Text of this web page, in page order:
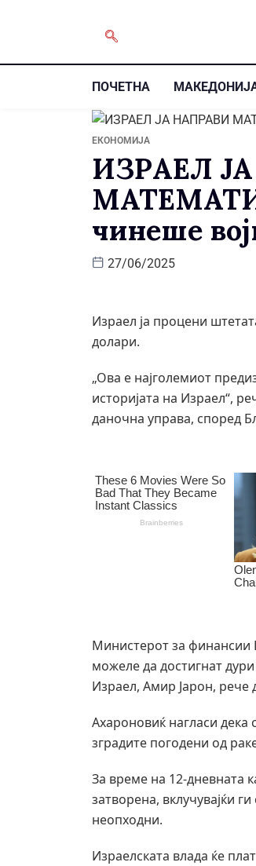
ПОЧЕТНА
ЕКОНОМИЈА
ИЗРАЕЛ
чинеше
27/06/2025
Израел ја процени
долари.
„Ова е најголемиот
историјата на Израел“,
даночна управа, според
Министерот за финансии
можеле да достигнат
Израел, Амир Јарон, рече
Ахароновиќ нагласи дека
зградите погодени од
За време на 12-дневната
затворена, вклучувајќи
неопходни.
Израелската влада ќе